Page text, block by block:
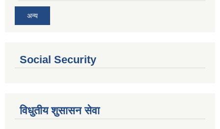
अन्य
Social Security
विधुतीय शुसासन सेवा